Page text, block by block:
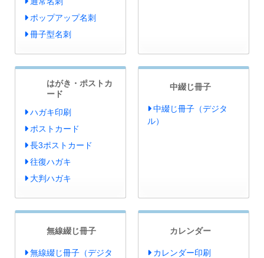
ポップアップ名刺
冊子型名刺
はがき・ポストカ
ード
ハガキ印刷
ポストカード
長3ポストカード
往復ハガキ
大判ハガキ
中綴じ冊子
中綴じ冊子（デジタ
ル）
無線綴じ冊子
無線綴じ冊子（デジタ
カレンダー
カレンダー印刷